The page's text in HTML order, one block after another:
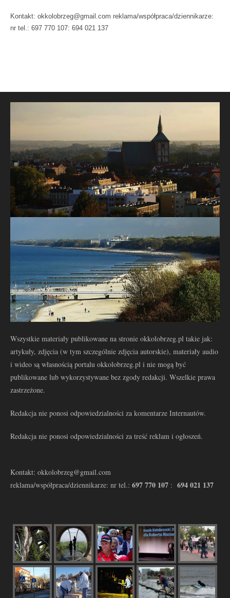
Kontakt: okkolobrzeg@gmail.com reklama/współpraca/dziennikarze:
nr tel.: 697 770 107: 694 021 137
Wszystkie materiały publikowane na stronie okkolobrzeg.pl takie jak:
artykuły, zdjęcia (w tym szczególnie zdjęcia autorskie), materiały audio
i wideo są własnością portalu okkolobrzeg.pl i nie mogą być
publikowane lub wykorzystywane bez zgody redakcji. Wszelkie prawa
zastrzeżone.
Redakcja nie ponosi odpowiedzialności za komentarze Internautów.
Redakcja nie ponosi odpowiedzialności za treść reklam i ogłoszeń.
Kontakt: okkolobrzeg@gmail.com
reklama/współpraca/dziennikarze: nr tel.: 697 770 107 : 694 021 137